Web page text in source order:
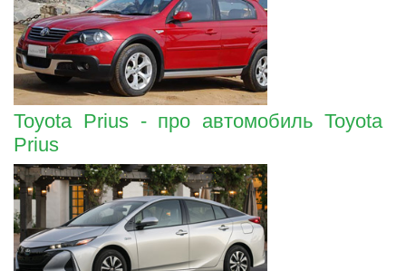
Toyota Prius - про автомобиль Toyota
Prius